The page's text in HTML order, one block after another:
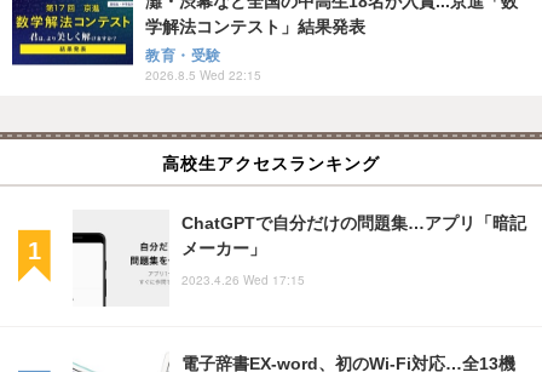
学解法コンテスト」結果発表
教育・受験
2026.8.5 Wed 22:15
高校生アクセスランキング
ChatGPTで自分だけの問題集…アプリ「暗記
メーカー」
2023.4.26 Wed 17:15
電子辞書EX-word、初のWi-Fi対応…全13機